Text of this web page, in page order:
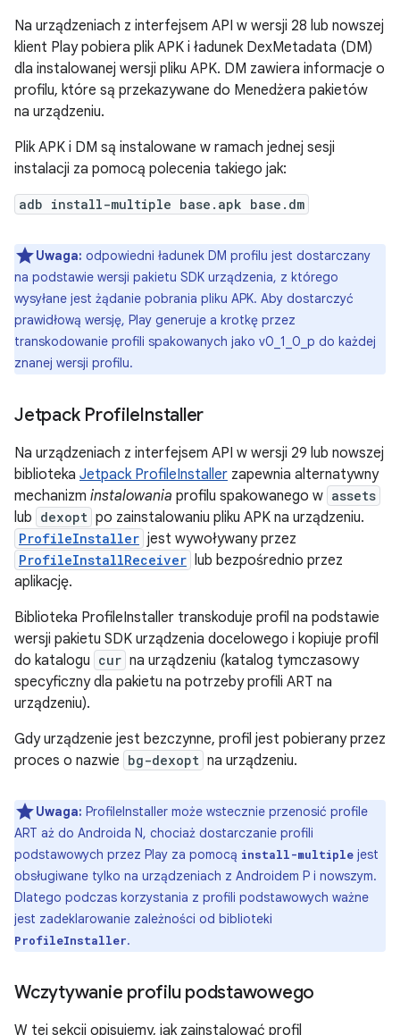
Na urządzeniach z interfejsem API w wersji 28 lub nowszej
klient Play pobiera plik APK i ładunek DexMetadata (DM)
dla instalowanej wersji pliku APK. DM zawiera informacje o
profilu, które są przekazywane do Menedżera pakietów
na urządzeniu.
Plik APK i DM są instalowane w ramach jednej sesji
instalacji za pomocą polecenia takiego jak:
adb install-multiple base.apk base.dm
Uwaga: odpowiedni ładunek DM profilu jest dostarczany
na podstawie wersji pakietu SDK urządzenia, z którego
wysyłane jest żądanie pobrania pliku APK. Aby dostarczyć
prawidłową wersję, Play generuje a krotkę przez
transkodowanie profili spakowanych jako v0_1_0_p do każdej
znanej wersji profilu.
Jetpack ProfileInstaller
Na urządzeniach z interfejsem API w wersji 29 lub nowszej
biblioteka Jetpack ProfileInstaller zapewnia alternatywny
mechanizm instalowania profilu spakowanego w assets
lub dexopt po zainstalowaniu pliku APK na urządzeniu.
ProfileInstaller jest wywoływany przez
ProfileInstallReceiver lub bezpośrednio przez
aplikację.
Biblioteka ProfileInstaller transkoduje profil na podstawie
wersji pakietu SDK urządzenia docelowego i kopiuje profil
do katalogu cur na urządzeniu (katalog tymczasowy
specyficzny dla pakietu na potrzeby profili ART na
urządzeniu).
Gdy urządzenie jest bezczynne, profil jest pobierany przez
proces o nazwie bg-dexopt na urządzeniu.
Uwaga: ProfileInstaller może wstecznie przenosić profile
ART aż do Androida N, chociaż dostarczanie profili
podstawowych przez Play za pomocą install-multiple jest
obsługiwane tylko na urządzeniach z Androidem P i nowszym.
Dlatego podczas korzystania z profili podstawowych ważne
jest zadeklarowanie zależności od biblioteki
ProfileInstaller.
Wczytywanie profilu podstawowego
W tej sekcji opisujemy, jak zainstalować profil